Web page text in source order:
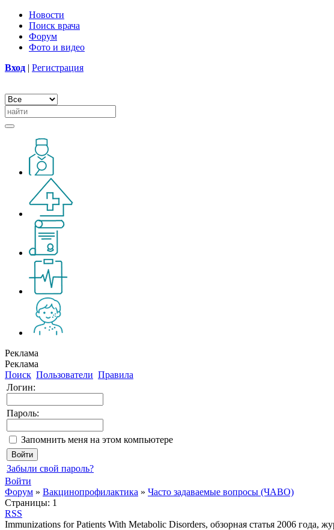
Новости
Поиск врача
Форум
Фото и видео
Вход | Регистрация
Реклама
Реклама
Поиск Пользователи Правила
Логин:
Пароль:
Запомнить меня на этом компьютере
Забыли свой пароль?
Войти
Форум » Вакцинопрофилактика » Часто задаваемые вопросы (ЧАВО)
Страницы: 1
RSS
Immunizations for Patients With Metabolic Disorders, обзорная статья 2006 года,